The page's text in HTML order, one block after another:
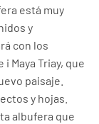
está muy
y
con los
Maya Triay, que
paisaje.
y hojas.
albufera que